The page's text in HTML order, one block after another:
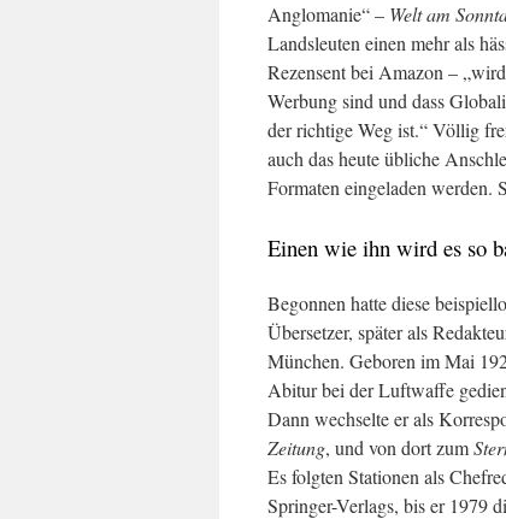
Anglomanie“ – Welt am
Landsleuten einen mehr als
Rezensent bei Amazon –
Werbung sind und dass
der richtige Weg ist.“ Völlig
auch das heute übliche
Formaten eingeladen werden.
Einen wie ihn wird es so
Begonnen hatte diese
Übersetzer, später als
München. Geboren im Mai
Abitur bei der Luftwaffe
Dann wechselte er als
Zeitung, und von dort zum
Es folgten Stationen als
Springer-Verlags, bis er 1979